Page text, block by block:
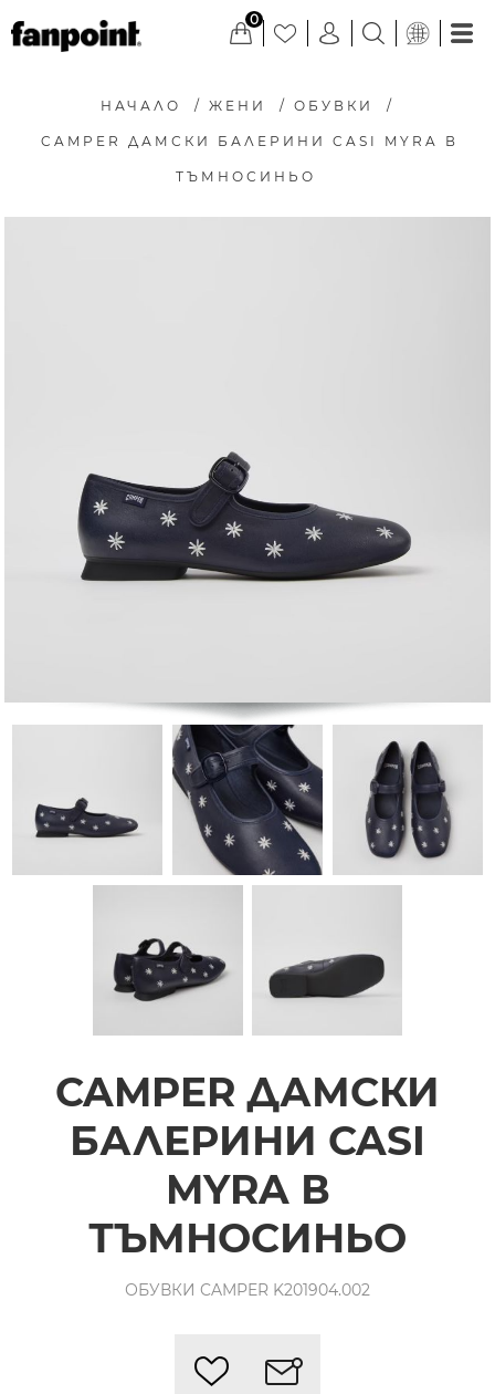
0
НАЧАЛО / ЖЕНИ / ОБУВКИ /
CAMPER ДАМСКИ БАЛЕРИНИ CASI MYRA В
ТЪМНОСИНЬО
CAMPER ДАМСКИ
БАЛЕРИНИ CASI
MYRA В
ТЪМНОСИНЬО
ОБУВКИ CAMPER K201904.002